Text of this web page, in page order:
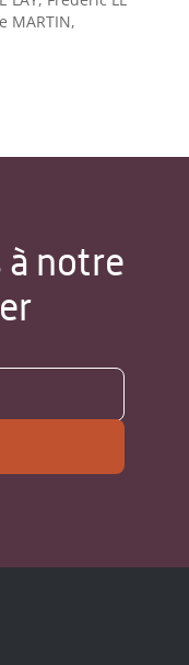
MARTIN,
notre